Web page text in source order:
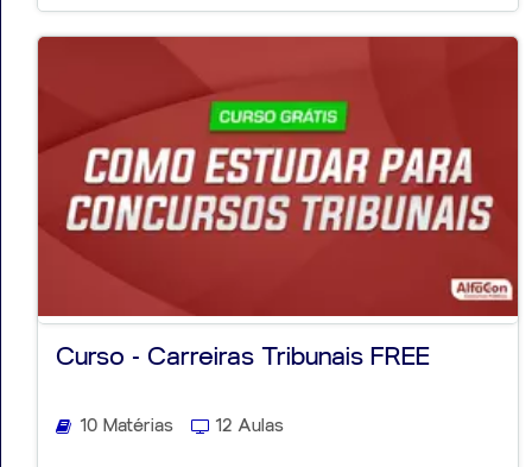
AO
Curso - Carreiras Tribunais FREE
10 Matérias 12 Aulas